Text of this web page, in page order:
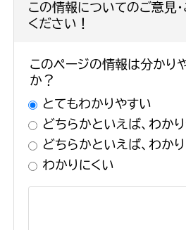
この情報についてのご意見
ください！
このページの情報は分かり
か？
とてもわかりやすい
どちらかといえば、わか
どちらかといえば、わか
わかりにくい